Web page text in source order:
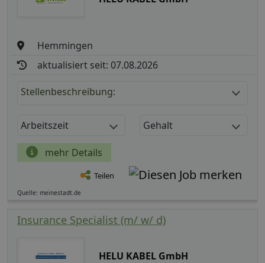
Hemmingen
aktualisiert seit: 07.08.2026
Stellenbeschreibung:
Arbeitszeit Gehalt
mehr Details
Teilen
Quelle: meinestadt.de
Insurance Specialist (m/ w/ d)
HELU KABEL GmbH